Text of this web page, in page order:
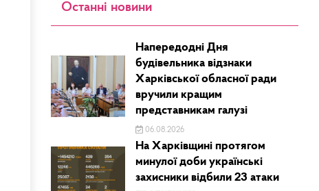
Останні новини
Напередодні Дня
будівельника відзнаки
Харківської обласної ради
вручили кращим
представникам галузі
06.08.2026
На Харківщині протягом
минулої доби українські
захисники відбили 23 атаки